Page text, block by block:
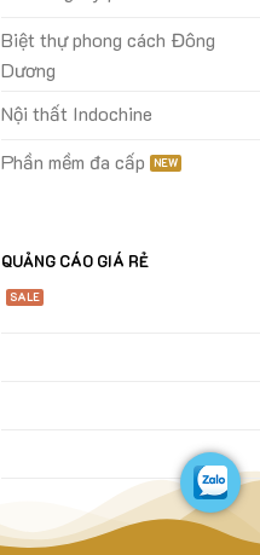
Biệt thự phong cách Đông
Dương
Nội thất Indochine
Phần mềm đa cấp
QUẢNG CÁO GIÁ RẺ